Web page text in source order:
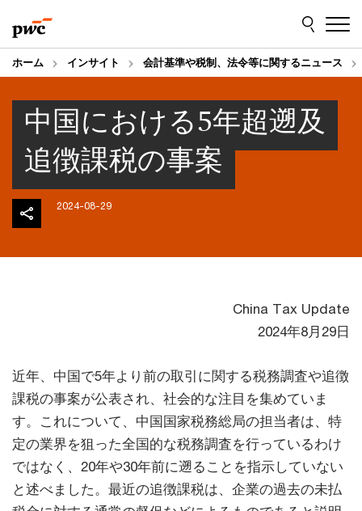
to
content
to
footer
ホーム インサイト 会計基準や税制、法令等に関するニュース
中国における5年超遡及
追徴課税の事案
2024-08-29
China Tax Update
2024年8月29日
近年、中国で5年より前の取引に関する税務調査や追徴
課税の事案が公表され、社会的な注目を集めていま
す。これについて、中国国家税務総局の担当者は、特
定の業界を狙った全国的な税務調査を行っているわけ
ではなく、20年や30年前に遡ることを指示していない
と述べました。最近の追徴課税は、企業の過去の未払